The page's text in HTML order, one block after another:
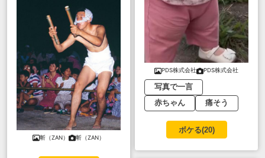
斬（ZAN） 斬（ZAN）
PDS株式会社 PDS株式会社
写真で一言
赤ちゃん
痛そう
ボケる(20)